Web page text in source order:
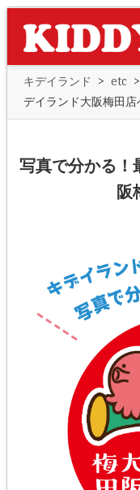
キデイランド > etc >
デイランド大阪梅田店
写真で分かる！
阪